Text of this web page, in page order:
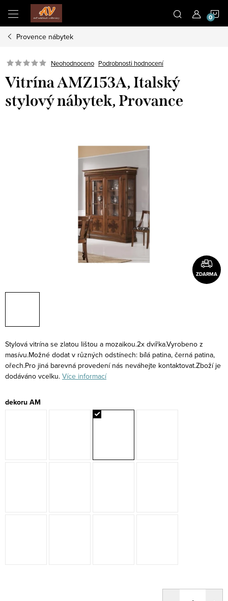
obsah
Provence nábytek
Neohodnoceno Podrobnosti hodnocení
Vitrína AMZ153A, Italský
stylový nábytek, Provance
ZDARMA
Stylová vitrína se zlatou lištou a mozaikou.2x dvířka.Vyrobeno z
masívu.Možné dodat v různých odstínech: bílá patina, černá patina,
ořech.Pro jiná barevná provedení nás neváhejte kontaktovat.Zboží je
dodáváno vcelku. Více informací
dekoru AM